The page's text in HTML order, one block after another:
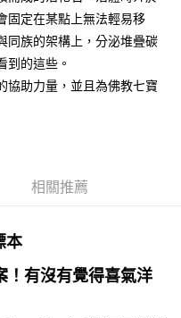
費
費
固定在某點上無法輕易移
同族的架構上，分泌堆疊碳
到的這些。
協助力量，並且為佛教七寶
相關推薦
本
！有沒有覺得喜氣洋